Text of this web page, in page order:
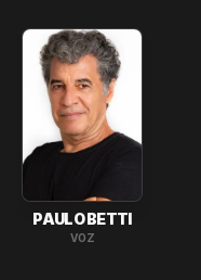
PAULO BETTI
VOZ